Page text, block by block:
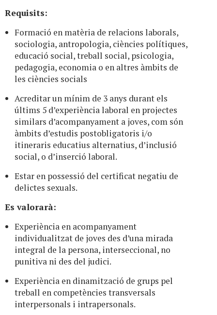
Requisits:
Formació en matèria de relacions laborals,
sociologia, antropologia, ciències polítiques,
educació social, treball social, psicologia,
pedagogia, economia o en altres àmbits de
les ciències socials
Acreditar un mínim de 3 anys durant els
últims 5 d’experiència laboral en projectes
similars d’acompanyament a joves, com són
àmbits d’estudis postobligatoris i/o
itineraris educatius alternatius, d’inclusió
social, o d’inserció laboral.
Estar en possessió del certificat negatiu de
delictes sexuals.
Es valorarà:
Experiència en acompanyament
individualitzat de joves des d’una mirada
integral de la persona, interseccional, no
punitiva ni des del judici.
Experiència en dinamització de grups pel
treball en competències transversals
interpersonals i intrapersonals.